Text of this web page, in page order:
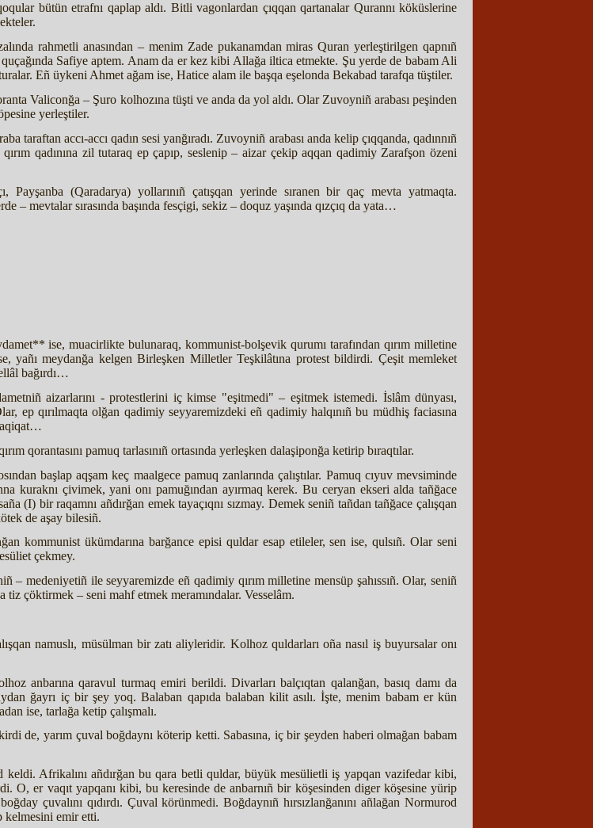
bütün etrafnı qaplap aldı. Bitli vagonlardan çıqqan qartanalar Qurannı köküslerine
rahmetli anasından – menim Zade pukanamdan miras Quran yerleştirilgen qapnıñ
Safiye aptem. Anam da er kez kibi Allağa iltica etmekte. Şu yerde de babam Ali
Eñ üykeni Ahmet ağam ise, Hatice alam ile başqa eşelonda Bekabad tarafqa tüştiler.
Valiconğa – Şuro kolhozına tüşti ve anda da yol aldı. Olar Zuvoyniñ arabası peşinden
yerleştiler.
taraftan accı-accı qadın sesi yanğıradı. Zuvoyniñ arabası anda kelip çıqqanda, qadınnıñ
qadınına zil tutaraq ep çapıp, seslenip – aizar çekip aqqan qadimiy Zarafşon özeni
Payşanba (Qaradarya) yollarınıñ çatışqan yerinde sıranen bir qaç mevta yatmaqta.
– mevtalar sırasında başında fesçigi, sekiz – doquz yaşında qızçıq da yata…
ise, muacirlikte bulunaraq, kommunist-bolşevik qurumı tarafından qırım milletine
yañı meydanğa kelgen Birleşken Milletler Teşkilâtına protest bildirdi. Çeşit memleket
bağırdı…
aizarlarını - protestlerini iç kimse "eşitmedi" – eşitmek istemedi. İslâm dünyası,
ep qırılmaqta olğan qadimiy seyyaremizdeki eñ qadimiy halqınıñ bu müdhiş faciasına
aqiqat…
qorantasını pamuq tarlasınıñ ortasında yerleşken dalaşiponğa ketirip bıraqtılar.
başlap aqşam keç maalgece pamuq zanlarında çalıştılar. Pamuq cıyuv mevsiminde
kuraknı çivimek, yani onı pamuğından ayırmaq kerek. Bu ceryan ekseri alda tañğace
(I) bir raqamnı añdırğan emek tayaçıqnı sızmay. Demek seniñ tañdan tañğace çalışqan
de aşay bilesiñ.
kommunist ükümdarına barğance episi quldar esap etileler, sen ise, qulsıñ. Olar seni
çekmey.
– medeniyetiñ ile seyyaremizde eñ qadimiy qırım milletine mensüp şahıssıñ. Olar, seniñ
tiz çöktirmek – seni mahf etmek meramındalar. Vesselâm.
namuslı, müsülman bir zatı aliyleridir. Kolhoz quldarları oña nasıl iş buyursalar onı
anbarına qaravul turmaq emiri berildi. Divarları balçıqtan qalanğan, basıq damı da
ğayrı iç bir şey yoq. Balaban qapıda balaban kilit asılı. İşte, menim babam er kün
ise, tarlağa ketip çalışmalı.
de, yarım çuval boğdaynı köterip ketti. Sabasına, iç bir şeyden haberi olmağan babam
Afrikalını añdırğan bu qara betli quldar, büyük mesülietli iş yapqan vazifedar kibi,
O, er vaqıt yapqanı kibi, bu keresinde de anbarnıñ bir köşesinden diger köşesine yürip
çuvalını qıdırdı. Çuval körünmedi. Boğdaynıñ hırsızlanğanını añlağan Normurod
kelmesini emir etti.